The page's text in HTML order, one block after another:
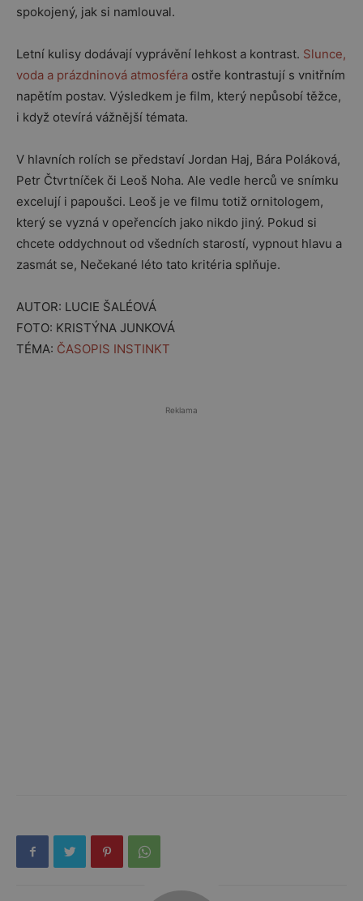
spokojený, jak si namlouval.
Letní kulisy dodávají vyprávění lehkost a kontrast. Slunce,
voda a prázdninová atmosféra ostře kontrastují s vnitřním
napětím postav. Výsledkem je film, který nepůsobí těžce,
i když otevírá vážnější témata.
V hlavních rolích se představí Jordan Haj, Bára Poláková,
Petr Čtvrtníček či Leoš Noha. Ale vedle herců ve snímku
excelují i papoušci. Leoš je ve filmu totiž ornitologem,
který se vyzná v opeřencích jako nikdo jiný. Pokud si
chcete oddychnout od všedních starostí, vypnout hlavu a
zasmát se, Nečekané léto tato kritéria splňuje.
AUTOR: LUCIE ŠALÉOVÁ
FOTO: KRISTÝNA JUNKOVÁ
TÉMA: ČASOPIS INSTINKT
Reklama